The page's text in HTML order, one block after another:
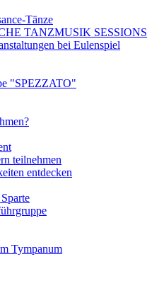
Tänze
TANZMUSIK SESSIONS
bei Eulenspiel
"SPEZZATO"
teilnehmen
entdecken
Tympanum